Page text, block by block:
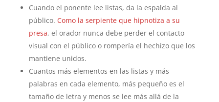
Cuando el ponente lee listas, da la espalda al
público. Como la serpiente que hipnotiza a su
presa, el orador nunca debe perder el contacto
visual con el público o rompería el hechizo que los
mantiene unidos.
Cuantos más elementos en las listas y más
palabras en cada elemento, más pequeño es el
tamaño de letra y menos se lee más allá de la